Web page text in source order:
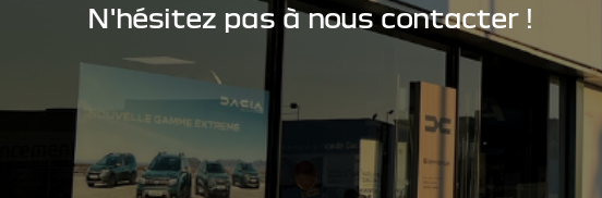
N'hésitez pas à nous contacter !